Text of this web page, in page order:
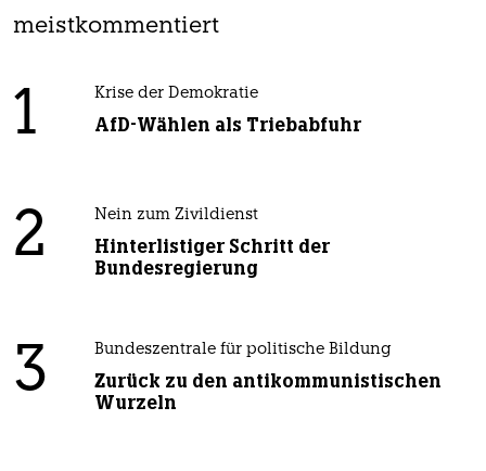
meistkommentiert
1 Krise der Demokratie
AfD-Wählen als Triebabfuhr
2 Nein zum Zivildienst
Hinterlistiger Schritt der
Bundesregierung
3 Bundeszentrale für politische Bildung
Zurück zu den antikommunistischen
Wurzeln